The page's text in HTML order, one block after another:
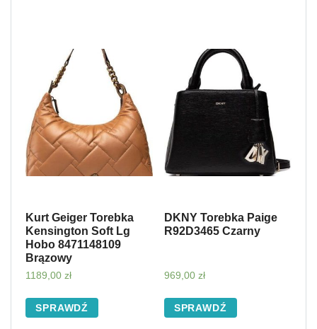
Kurt Geiger Torebka
Kensington Soft Lg
Hobo 8471148109
Brązowy
1189,00 zł
SPRAWDŹ
DKNY Torebka Paige
R92D3465 Czarny
969,00 zł
SPRAWDŹ